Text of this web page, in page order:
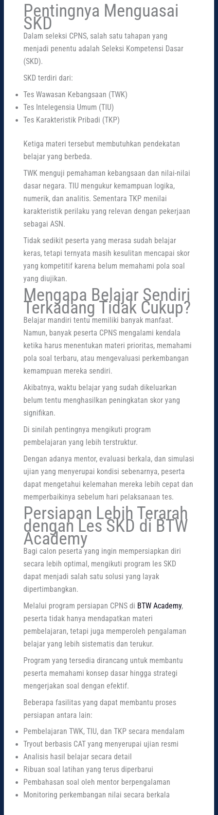
Pentingnya Menguasai
SKD
Dalam seleksi CPNS, salah satu tahapan yang
menjadi penentu adalah Seleksi Kompetensi Dasar
(SKD).
SKD terdiri dari:
Tes Wawasan Kebangsaan (TWK)
Tes Intelegensia Umum (TIU)
Tes Karakteristik Pribadi (TKP)
Ketiga materi tersebut membutuhkan pendekatan
belajar yang berbeda.
TWK menguji pemahaman kebangsaan dan nilai-nilai
dasar negara. TIU mengukur kemampuan logika,
numerik, dan analitis. Sementara TKP menilai
karakteristik perilaku yang relevan dengan pekerjaan
sebagai ASN.
Tidak sedikit peserta yang merasa sudah belajar
keras, tetapi ternyata masih kesulitan mencapai skor
yang kompetitif karena belum memahami pola soal
yang diujikan.
Mengapa Belajar Sendiri
Terkadang Tidak Cukup?
Belajar mandiri tentu memiliki banyak manfaat.
Namun, banyak peserta CPNS mengalami kendala
ketika harus menentukan materi prioritas, memahami
pola soal terbaru, atau mengevaluasi perkembangan
kemampuan mereka sendiri.
Akibatnya, waktu belajar yang sudah dikeluarkan
belum tentu menghasilkan peningkatan skor yang
signifikan.
Di sinilah pentingnya mengikuti program
pembelajaran yang lebih terstruktur.
Dengan adanya mentor, evaluasi berkala, dan simulasi
ujian yang menyerupai kondisi sebenarnya, peserta
dapat mengetahui kelemahan mereka lebih cepat dan
memperbaikinya sebelum hari pelaksanaan tes.
Persiapan Lebih Terarah
dengan Les SKD di BTW
Academy
Bagi calon peserta yang ingin mempersiapkan diri
secara lebih optimal, mengikuti program les SKD
dapat menjadi salah satu solusi yang layak
dipertimbangkan.
Melalui program persiapan CPNS di BTW Academy,
peserta tidak hanya mendapatkan materi
pembelajaran, tetapi juga memperoleh pengalaman
belajar yang lebih sistematis dan terukur.
Program yang tersedia dirancang untuk membantu
peserta memahami konsep dasar hingga strategi
mengerjakan soal dengan efektif.
Beberapa fasilitas yang dapat membantu proses
persiapan antara lain:
Pembelajaran TWK, TIU, dan TKP secara mendalam
Tryout berbasis CAT yang menyerupai ujian resmi
Analisis hasil belajar secara detail
Ribuan soal latihan yang terus diperbarui
Pembahasan soal oleh mentor berpengalaman
Monitoring perkembangan nilai secara berkala